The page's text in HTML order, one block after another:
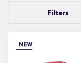
Filters
NEW